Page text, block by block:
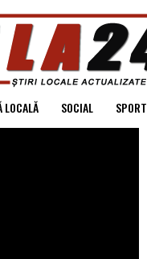
SOCIAL SPORT